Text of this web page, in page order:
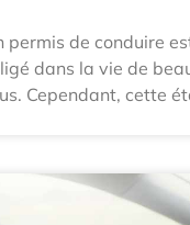
permis de conduire
dans la vie de
Cependant, cette